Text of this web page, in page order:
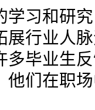
学习和研
展行业人
多毕业生
他们在职